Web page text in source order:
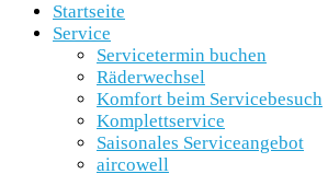
Startseite
Service
Servicetermin buchen
Räderwechsel
Komfort beim Servicebesuch
Komplettservice
Saisonales Serviceangebot
aircowell